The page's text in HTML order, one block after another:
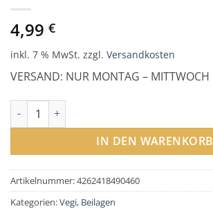
4,99 €
inkl. 7 % MwSt. zzgl. Versandkosten
VERSAND: NUR MONTAG – MITTWOCH
Dinkelspätzle frisch Menge
IN DEN WARENKORB
Artikelnummer:4262418490460
Kategorien:Vegi, Beilagen